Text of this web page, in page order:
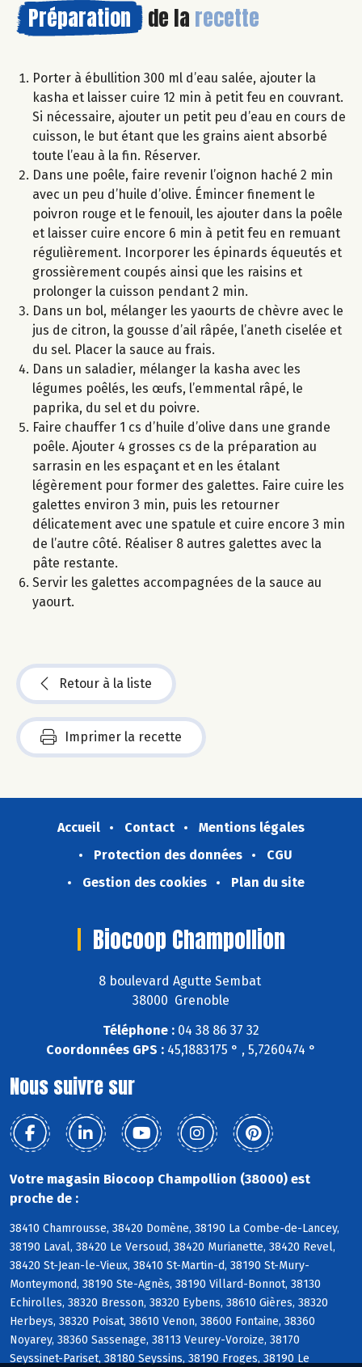
Préparation de la recette
Porter à ébullition 300 ml d’eau salée, ajouter la
kasha et laisser cuire 12 min à petit feu en couvrant.
Si nécessaire, ajouter un petit peu d’eau en cours de
cuisson, le but étant que les grains aient absorbé
toute l’eau à la fin. Réserver.
Dans une poêle, faire revenir l’oignon haché 2 min
avec un peu d’huile d’olive. Émincer finement le
poivron rouge et le fenouil, les ajouter dans la poêle
et laisser cuire encore 6 min à petit feu en remuant
régulièrement. Incorporer les épinards équeutés et
grossièrement coupés ainsi que les raisins et
prolonger la cuisson pendant 2 min.
Dans un bol, mélanger les yaourts de chèvre avec le
jus de citron, la gousse d’ail râpée, l’aneth ciselée et
du sel. Placer la sauce au frais.
Dans un saladier, mélanger la kasha avec les
légumes poêlés, les œufs, l’emmental râpé, le
paprika, du sel et du poivre.
Faire chauffer 1 cs d’huile d’olive dans une grande
poêle. Ajouter 4 grosses cs de la préparation au
sarrasin en les espaçant et en les étalant
légèrement pour former des galettes. Faire cuire les
galettes environ 3 min, puis les retourner
délicatement avec une spatule et cuire encore 3 min
de l’autre côté. Réaliser 8 autres galettes avec la
pâte restante.
Servir les galettes accompagnées de la sauce au
yaourt.
Retour à la liste
Imprimer la recette
Accueil Contact
Mentions légales
Protection des données
CGU
Gestion des cookies
Plan du site
Biocoop Champollion
8 boulevard Agutte Sembat
38000 Grenoble
Téléphone : 04 38 86 37 32
Coordonnées GPS : 45,1883175 ° , 5,7260474 °
Nous suivre sur
Votre magasin Biocoop Champollion (38000) est
proche de :
38410 Chamrousse, 38420 Domène, 38190 La Combe-de-Lancey,
38190 Laval, 38420 Le Versoud, 38420 Murianette, 38420 Revel,
38420 St-Jean-le-Vieux, 38410 St-Martin-d, 38190 St-Mury-
Monteymond, 38190 Ste-Agnès, 38190 Villard-Bonnot, 38130
Echirolles, 38320 Bresson, 38320 Eybens, 38610 Gières, 38320
Herbeys, 38320 Poisat, 38610 Venon, 38600 Fontaine, 38360
Noyarey, 38360 Sassenage, 38113 Veurey-Voroize, 38170
Seyssinet-Pariset, 38180 Seyssins, 38190 Froges, 38190 Le